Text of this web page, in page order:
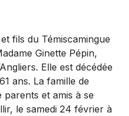
fils du Témiscamingue
Ginette Pépin,
Elle est décédée
ans. La famille de
parents et amis à se
le samedi 24 février à